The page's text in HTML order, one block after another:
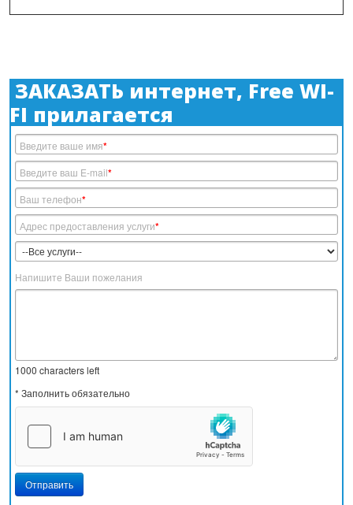
ЗАКАЗАТЬ интернет, Free WI-
FI прилагается
Введите ваше имя*
Введите ваш E-mail*
Ваш телефон*
Адрес предоставления услуги*
Напишите Ваши пожелания
1000 characters left
* Заполнить обязательно
Отправить